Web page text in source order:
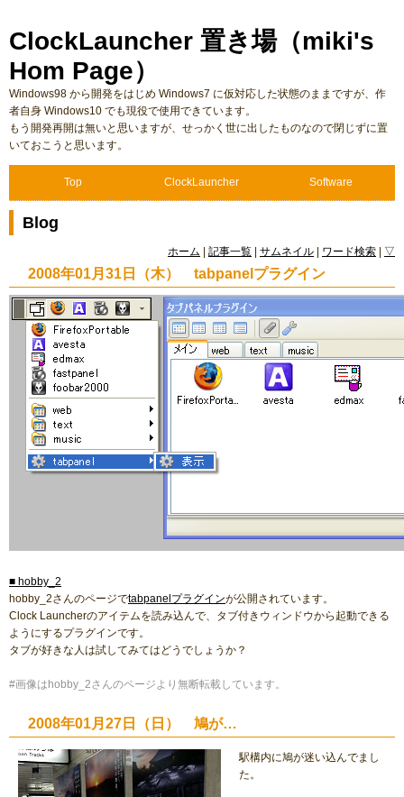
ClockLauncher 置き場（miki's
Hom Page）
Windows98 から開発をはじめ Windows7 に仮対応した状態のままですが、作
者自身 Windows10 でも現役で使用できています。
もう開発再開は無いと思いますが、せっかく世に出したものなので閉じずに置
いておこうと思います。
Top ClockLauncher Software
Blog
ホーム 記事一覧 サムネイル ワード検索 ▽
2008年01月31日（木） tabpanelプラグイン
■ hobby_2
hobby_2さんのページでtabpanelプラグインが公開されています。
Clock Launcherのアイテムを読み込んで、タブ付きウィンドウから起動できる
ようにするプラグインです。
タブが好きな人は試してみてはどうでしょうか？
#画像はhobby_2さんのページより無断転載しています。
2008年01月27日（日） 鳩が…
駅構内に鳩が迷い込んでまし
た。